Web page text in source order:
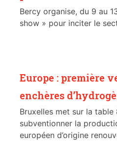
Bercy organise, du 9 au
show » pour inciter le
Europe : première
enchères
Bruxelles met sur la
subventionner la
européen d’origine